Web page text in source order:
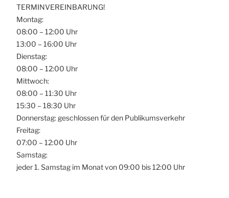
TERMINVEREINBARUNG!
Montag:
08:00 – 12:00 Uhr
13:00 – 16:00 Uhr
Dienstag:
08:00 – 12:00 Uhr
Mittwoch:
08:00 – 11:30 Uhr
15:30 – 18:30 Uhr
Donnerstag: geschlossen für den Publikumsverkehr
Freitag:
07:00 – 12:00 Uhr
Samstag:
jeder 1. Samstag im Monat von 09:00 bis 12:00 Uhr